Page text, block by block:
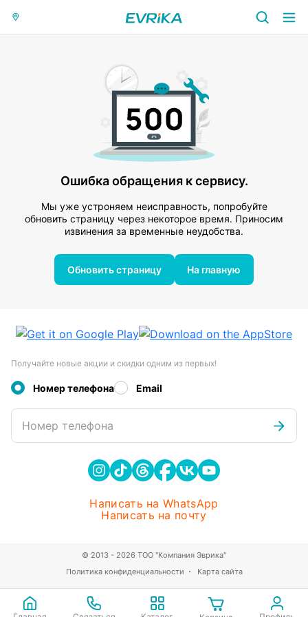
Ошибка обращения к сервису.
Мы уже устроняем неисправность, попробуйте
обновить страницу через некоторое время. Приносим
извинения за временные неудобства.
Обновить страницу На главную
Получайте новые акции и скидки одним из первых!
Номер телефона Email
Номер телефона
Написать на WhatsApp
Написать на почту
Политика конфиденциальности Карта сайта
© 2013 - 2026 ТОО "Компания Эврика"